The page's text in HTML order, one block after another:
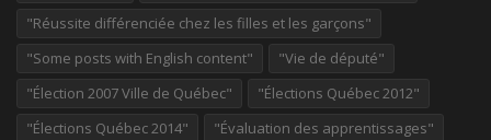
"Réussite différenciée chez les filles et les garçons"
"Some posts with English content"
"Vie de député"
"Élection 2007 Ville de Québec"
"Élections Québec 2012"
"Élections Québec 2014"
"Évaluation des apprentissages"